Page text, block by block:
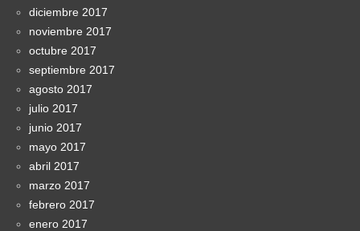
diciembre 2017
noviembre 2017
octubre 2017
septiembre 2017
agosto 2017
julio 2017
junio 2017
mayo 2017
abril 2017
marzo 2017
febrero 2017
enero 2017